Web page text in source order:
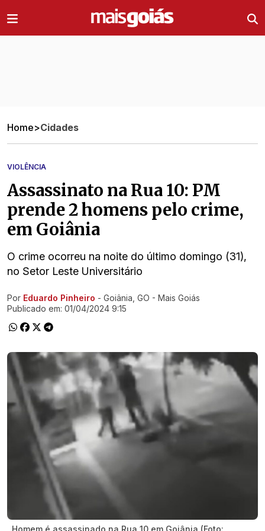
Home>Cidades
VIOLÊNCIA
Assassinato na Rua 10: PM
prende 2 homens pelo crime,
em Goiânia
O crime ocorreu na noite do último domingo (31),
no Setor Leste Universitário
Ir direto pra matéria
Por Eduardo Pinheiro - Goiânia, GO - Mais Goiás
Publicado em: 01/04/2024 9:15
Homem é assassinado na Rua 10 em Goiânia (Foto: